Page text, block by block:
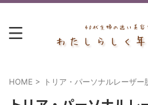
HOME > トリア・パーソナルレーザー